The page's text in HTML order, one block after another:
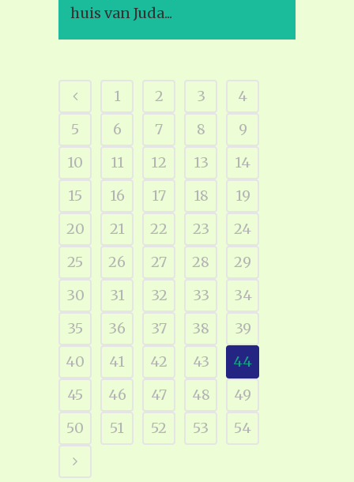
huis van Juda...
1 2 3
4
5
6 7 8
9
10
11 12 13
14
15
16 17 18
19
20
21 22 23
24
25
26 27 28
29
30
31 32 33
34
35
36 37 38
39
40
41 42 43
44
45
46 47 48
49
50
51 52 53 54